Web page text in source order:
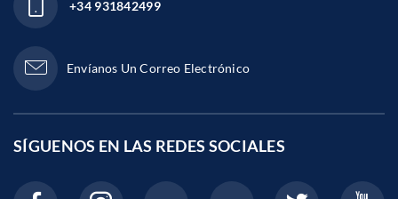
+34 931842499
Envíanos Un Correo Electrónico
SÍGUENOS EN LAS REDES SOCIALES